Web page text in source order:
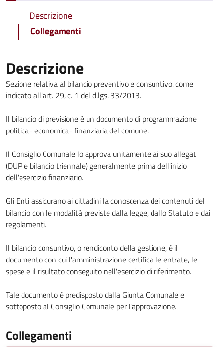
Descrizione
Collegamenti
Descrizione
Sezione relativa al bilancio preventivo e consuntivo, come
indicato all'art. 29, c. 1 del d.lgs. 33/2013.
Il bilancio di previsione è un documento di programmazione
politica- economica- finanziaria del comune.
Il Consiglio Comunale lo approva unitamente ai suo allegati
(DUP e bilancio triennale) generalmente prima dell'inizio
dell'esercizio finanziario.
Gli Enti assicurano ai cittadini la conoscenza dei contenuti del
bilancio con le modalità previste dalla legge, dallo Statuto e dai
regolamenti.
Il bilancio consuntivo, o rendiconto della gestione, è il
documento con cui l'amministrazione certifica le entrate, le
spese e il risultato conseguito nell'esercizio di riferimento.
Tale documento è predisposto dalla Giunta Comunale e
sottoposto al Consiglio Comunale per l'approvazione.
Collegamenti